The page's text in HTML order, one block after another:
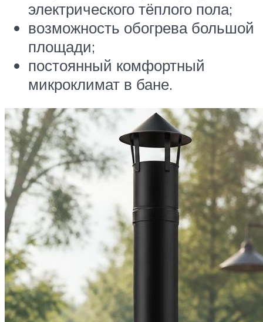
электрического тёплого пола;
возможность обогрева большой
площади;
постоянный комфортный
микроклимат в бане.